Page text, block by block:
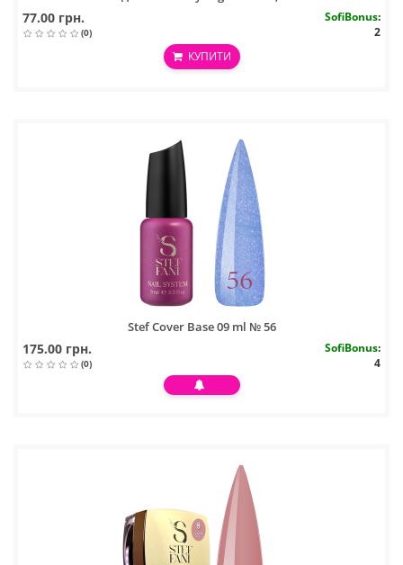
77.00 грн.
(0)
SofiBonus:
2
КУПИТИ
Stef Cover Base 09 ml № 56
175.00 грн.
(0)
SofiBonus:
4